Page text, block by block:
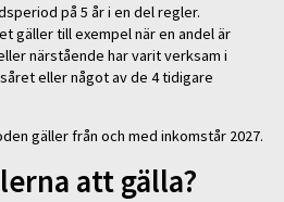
på 5 år i en del regler.
gäller till exempel när en andel är
närstående har varit verksam i
eller något av de 4 tidigare
gäller från och med inkomstår 2027.
att gälla?